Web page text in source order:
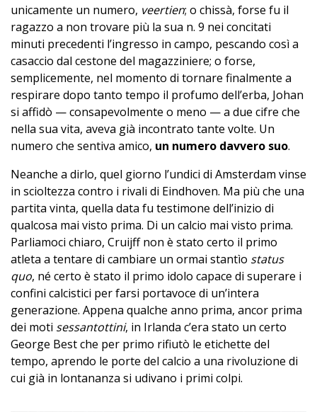
unicamente un numero, veertien; o chissà, forse fu il
ragazzo a non trovare più la sua n. 9 nei concitati
minuti precedenti l’ingresso in campo, pescando così a
casaccio dal cestone del magazziniere; o forse,
semplicemente, nel momento di tornare finalmente a
respirare dopo tanto tempo il profumo dell’erba, Johan
si affidò — consapevolmente o meno — a due cifre che
nella sua vita, aveva già incontrato tante volte. Un
numero che sentiva amico, un numero davvero suo.
Neanche a dirlo, quel giorno l’undici di Amsterdam vinse
in scioltezza contro i rivali di Eindhoven. Ma più che una
partita vinta, quella data fu testimone dell’inizio di
qualcosa mai visto prima. Di un calcio mai visto prima.
Parliamoci chiaro, Cruijff non è stato certo il primo
atleta a tentare di cambiare un ormai stantìo status
quo, né certo è stato il primo idolo capace di superare i
confini calcistici per farsi portavoce di un’intera
generazione. Appena qualche anno prima, ancor prima
dei moti sessantottini, in Irlanda c’era stato un certo
George Best che per primo rifiutò le etichette del
tempo, aprendo le porte del calcio a una rivoluzione di
cui già in lontananza si udivano i primi colpi.